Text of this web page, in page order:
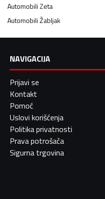
AutomobiliZeta
AutomobiliŽabljak
NAVIGACIJA
Prijavi se
Kontakt
Pomoć
Uslovi korišćenja
Politika privatnosti
Prava potrošača
Sigurna trgovina